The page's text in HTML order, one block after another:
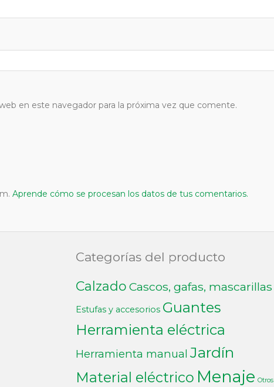
en este navegador para la próxima vez que comente.
Aprende cómo se procesan los datos de tus comentarios.
Categorías del producto
Calzado Cascos, gafas, mascarillas
Estufas y accesorios Guantes
Herramienta eléctrica
Herramienta manual Jardín
Material eléctrico Menaje Otros